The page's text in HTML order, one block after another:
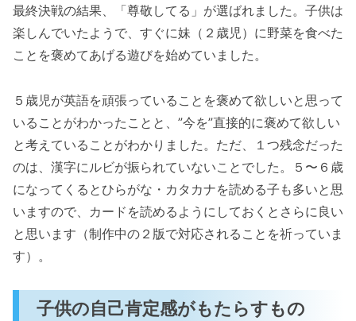
最終決戦の結果、「尊敬してる」が選ばれました。子供は
楽しんでいたようで、すぐに妹（２歳児）に野菜を食べた
ことを褒めてあげる遊びを始めていました。
５歳児が英語を頑張っていることを褒めて欲しいと思って
いることがわかったことと、”今を”直接的に褒めて欲しい
と考えていることがわかりました。ただ、１つ残念だった
のは、漢字にルビが振られていないことでした。５〜６歳
になってくるとひらがな・カタカナを読める子も多いと思
いますので、カードを読めるようにしておくとさらに良い
と思います（制作中の２版で対応されることを祈っていま
す）。
子供の自己肯定感がもたらすもの